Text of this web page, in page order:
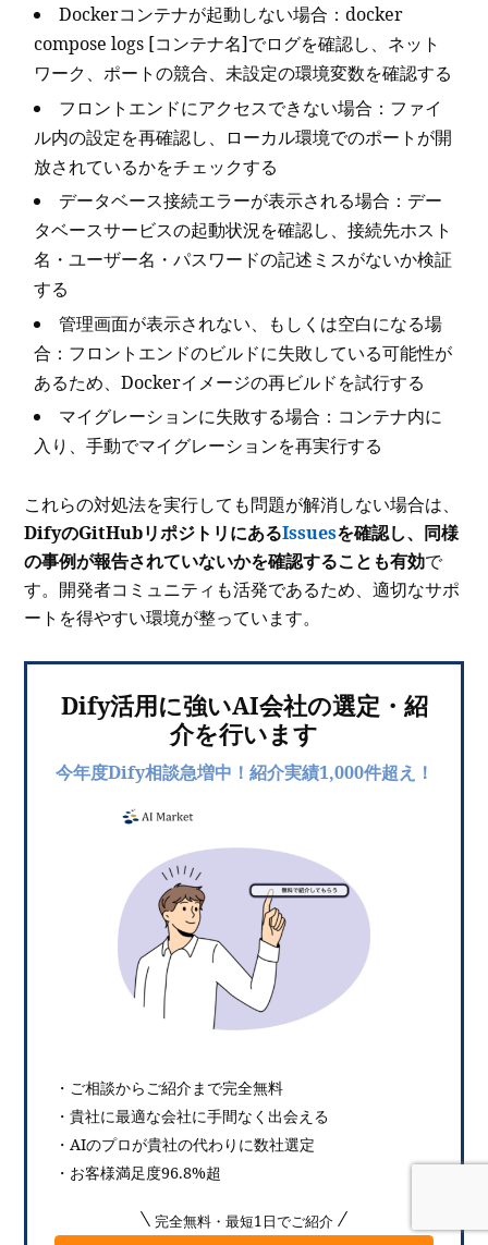
Dockerコンテナが起動しない場合：docker
compose logs [コンテナ名]でログを確認し、ネット
ワーク、ポートの競合、未設定の環境変数を確認する
フロントエンドにアクセスできない場合：ファイ
ル内の設定を再確認し、ローカル環境でのポートが開
放されているかをチェックする
データベース接続エラーが表示される場合：デー
タベースサービスの起動状況を確認し、接続先ホスト
名・ユーザー名・パスワードの記述ミスがないか検証
する
管理画面が表示されない、もしくは空白になる場
合：フロントエンドのビルドに失敗している可能性が
あるため、Dockerイメージの再ビルドを試行する
マイグレーションに失敗する場合：コンテナ内に
入り、手動でマイグレーションを再実行する
これらの対処法を実行しても問題が解消しない場合は、
DifyのGitHubリポジトリにあるIssuesを確認し、同様
の事例が報告されていないかを確認することも有効で
す。開発者コミュニティも活発であるため、適切なサポ
ートを得やすい環境が整っています。
Dify活用に強いAI会社の選定・紹
介を行います
今年度Dify相談急増中！紹介実績1,000件超え！
・ご相談からご紹介まで完全無料
・貴社に最適な会社に手間なく出会える
・AIのプロが貴社の代わりに数社選定
・お客様満足度96.8%超
完全無料・最短1日でご紹介